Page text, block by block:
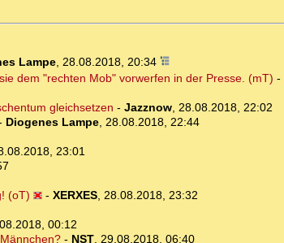
Lampe, 28.08.2018, 20:34
dem "rechten Mob" vorwerfen in der Presse. (mT) -
gleichsetzen - Jazznow, 28.08.2018, 22:02
Diogenes Lampe, 28.08.2018, 22:44
23:01
(oT)
- XERXES, 28.08.2018, 23:32
00:12
- NST, 29.08.2018, 06:40